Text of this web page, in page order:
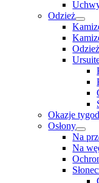
Odzież
Okazje
Osłony
Na
Na